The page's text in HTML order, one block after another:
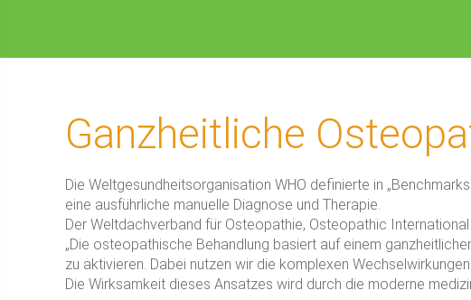
Ganzheitliche
Die Weltgesundheitsorganisation WHO definierte in
eine ausführliche manuelle Diagnose und Therapie.
Der Weltdachverband für Osteopathie, Osteopathic
„Die osteopathische Behandlung basiert auf einem
zu aktivieren. Dabei nutzen wir die komplexen
Die Wirksamkeit dieses Ansatzes wird durch die moderne